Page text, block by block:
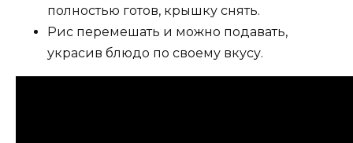
полностью готов, крышку снять.
Рис перемешать и можно подавать,
украсив блюдо по своему вкусу.